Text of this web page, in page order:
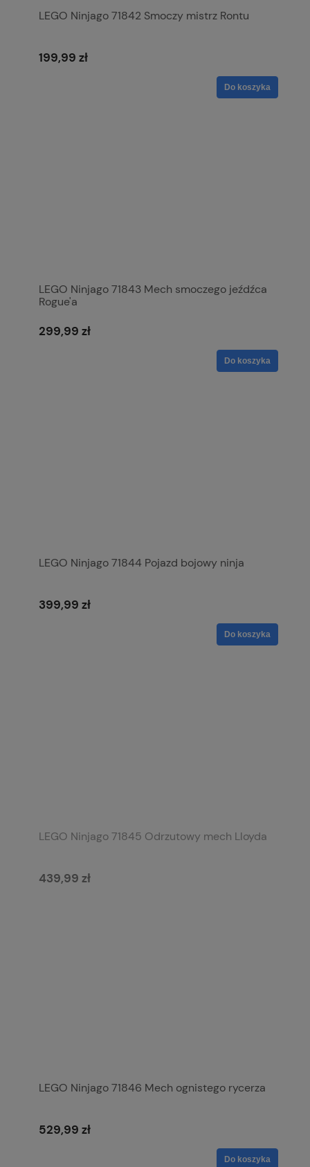
LEGO Ninjago 71842 Smoczy mistrz Rontu
199,99 zł
Do koszyka
LEGO Ninjago 71843 Mech smoczego jeźdźca
Rogue'a
299,99 zł
Do koszyka
LEGO Ninjago 71844 Pojazd bojowy ninja
399,99 zł
Do koszyka
LEGO Ninjago 71845 Odrzutowy mech Lloyda
439,99 zł
LEGO Ninjago 71846 Mech ognistego rycerza
529,99 zł
Do koszyka